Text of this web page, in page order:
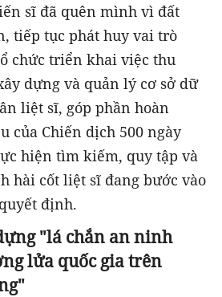
sĩ đã quên mình vì đất
tiếp tục phát huy vai trò
chức triển khai việc thu
dựng và quản lý cơ sở dữ
liệt sĩ, góp phần hoàn
của Chiến dịch 500 ngày
hiện tìm kiếm, quy tập và
hài cốt liệt sĩ đang bước vào
định.
"lá chắn an ninh
lửa quốc gia trên